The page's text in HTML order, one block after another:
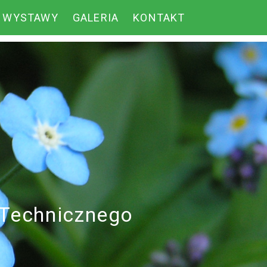
WYSTAWY GALERIA KONTAKT